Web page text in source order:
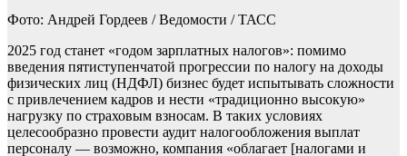
Фото: Андрей Гордеев / Ведомости / ТАСС
2025 год станет «годом зарплатных налогов»: помимо
введения пятиступенчатой прогрессии по налогу на доходы
физических лиц (НДФЛ) бизнес будет испытывать сложности
с привлечением кадров и нести «традиционно высокую»
нагрузку по страховым взносам. В таких условиях
целесообразно провести аудит налогообложения выплат
персоналу — возможно, компания «облагает [налогами и